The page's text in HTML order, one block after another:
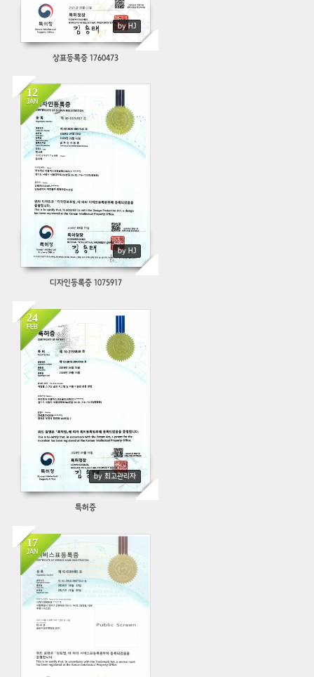
by HJ
상표등록증 1760473
12
JAN
by HJ
468
디자인등록증 1075917
24
FEB
by 최고관리자
935
특허증
17
JAN
506